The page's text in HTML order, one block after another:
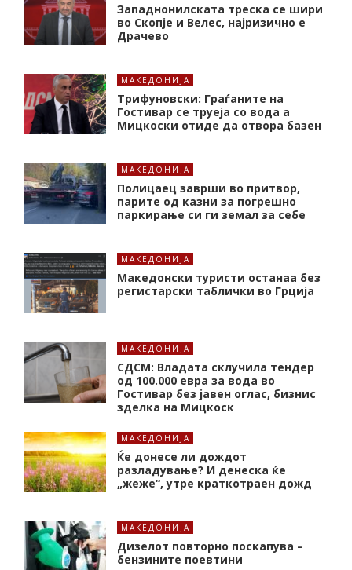
Западнонилската треска се шири
во Скопје и Велес, најризично е
Драчево
МАКЕДОНИЈА
Трифуновски: Граѓаните на
Гостивар се труеја со вода а
Мицкоски отиде да отвора базен
МАКЕДОНИЈА
Полицаец заврши во притвор,
парите од казни за погрешно
паркирање си ги земал за себе
МАКЕДОНИЈА
Македонски туристи останаа без
регистарски таблички во Грција
МАКЕДОНИЈА
СДСМ: Владата склучила тендер
од 100.000 евра за вода во
Гостивар без јавен оглас, бизнис
зделка на Мицкоск
МАКЕДОНИЈА
Ќе донесе ли дождот
разладување? И денеска ќе
„жеже“, утре краткотраен дожд
МАКЕДОНИЈА
Дизелот повторно поскапува –
бензините поевтини